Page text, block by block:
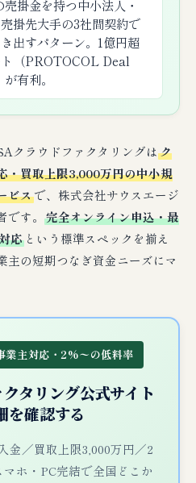
掛金を持つ中小法人・
掛先大手の3社間契約で
出すパターン。1億円超
（PROTOCOL Deal
有利。
クラウドファクタリングはク
・買取上限3,000万円の中小規
ビスで、株式会社サウスエージ
す。 完全オンライン申込・最
応 という標準スペックを揃え
主の短期つなぎ資金ニーズにマ
業主対応・2%〜の低料率
タリング公式サイト
を確認する
金／買取上限3,000万円／2
ホ・PC完結で全国どこか